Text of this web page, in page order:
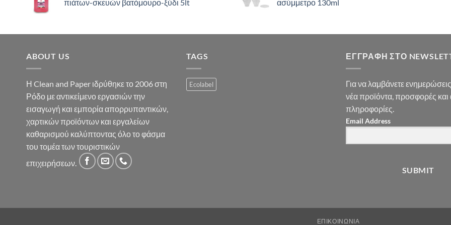
πιάτων-σκευών βατόμουρο-ξύδι 5lt
ασύμμετρο 130ml
ABOUT US
Η Clean and Paper ιδρύθηκε το 2006 στη
Ρόδο με αντικείμενο εργασιών την
εισαγωγή και εμπορία απορρυπαντικών,
χαρτικών προϊόντων και εργαλείων
καθαρισμού καλύπτοντας όλο το φάσμα
του τομέα των τουριστικών
επιχειρήσεων.
TAGS
Ecolabel
ΕΓΓΡΑΦΉ ΣΤΟ
Για να λαμβάνετε
νέα προϊόντα, προσφορές και
πληροφορίες.
Email Address
SUBMIT
ΕΠΙΚΟΙΝΩΝΊΑ